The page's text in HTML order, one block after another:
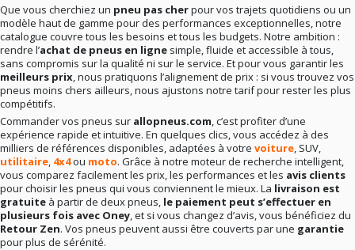
Que vous cherchiez un pneu pas cherpour vos trajets quotidiens ou un
modèle haut de gamme pour des performances exceptionnelles, notre
catalogue couvre tous les besoins et tous les budgets. Notre ambition :
rendre l’achat de pneus en ligne simple, fluide et accessible à tous,
sans compromis sur la qualité ni sur le service. Et pour vous garantir les
meilleurs prix, nous pratiquons l’alignement de prix : si vous trouvez vos
pneus moins chers ailleurs, nous ajustons notre tarif pour rester les plus
compétitifs.
Commander vos pneus sur allopneus.com, c’est profiter d’une
expérience rapide et intuitive. En quelques clics, vous accédez à des
milliers de références disponibles, adaptées à votre voiture, SUV,
utilitaire, 4x4ou moto. Grâce à notre moteur de recherche intelligent,
vous comparez facilement les prix, les performances et les avis clients
pour choisir les pneus qui vous conviennent le mieux. La livraison est
gratuite à partir de deux pneus, le paiement peut s’effectuer en
plusieurs fois avec Oney, et si vous changez d’avis, vous bénéficiez du
Retour Zen. Vos pneus peuvent aussi être couverts par une garantie
pour plus de sérénité.